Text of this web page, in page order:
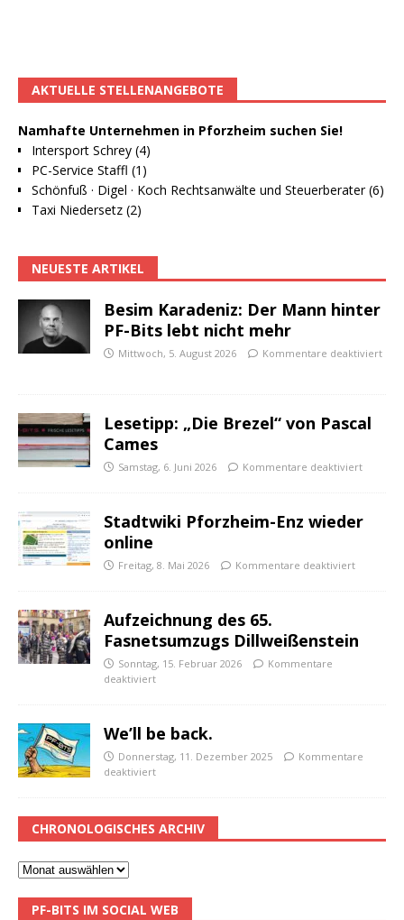
AKTUELLE STELLENANGEBOTE
Namhafte Unternehmen in Pforzheim suchen Sie!
Intersport Schrey (4)
PC-Service Staffl (1)
Schönfuß · Digel · Koch Rechtsanwälte und Steuerberater (6)
Taxi Niedersetz (2)
NEUESTE ARTIKEL
Besim Karadeniz: Der Mann hinter
PF-Bits lebt nicht mehr
Mittwoch, 5. August 2026 Kommentare deaktiviert
Lesetipp: „Die Brezel“ von Pascal
Cames
Samstag, 6. Juni 2026 Kommentare deaktiviert
Stadtwiki Pforzheim-Enz wieder
online
Freitag, 8. Mai 2026 Kommentare deaktiviert
Aufzeichnung des 65.
Fasnetsumzugs Dillweißenstein
Sonntag, 15. Februar 2026
Kommentare
deaktiviert
We’ll be back.
Donnerstag, 11. Dezember 2025
Kommentare
deaktiviert
CHRONOLOGISCHES ARCHIV
PF-BITS IM SOCIAL WEB